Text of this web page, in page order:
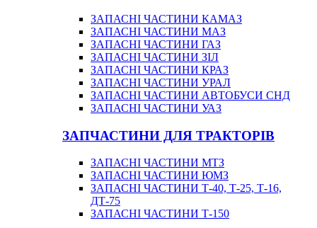
ЗАПАСНІ ЧАСТИНИ КАМАЗ
ЗАПАСНІ ЧАСТИНИ МАЗ
ЗАПАСНІ ЧАСТИНИ ГАЗ
ЗАПАСНІ ЧАСТИНИ ЗІЛ
ЗАПАСНІ ЧАСТИНИ КРАЗ
ЗАПАСНІ ЧАСТИНИ УРАЛ
ЗАПАСНІ ЧАСТИНИ АВТОБУСИ СНД
ЗАПАСНІ ЧАСТИНИ УАЗ
ЗАПЧАСТИНИ ДЛЯ ТРАКТОРІВ
ЗАПАСНІ ЧАСТИНИ МТЗ
ЗАПАСНІ ЧАСТИНИ ЮМЗ
ЗАПАСНІ ЧАСТИНИ Т-40, Т-25, Т-16,
ДТ-75
ЗАПАСНІ ЧАСТИНИ Т-150